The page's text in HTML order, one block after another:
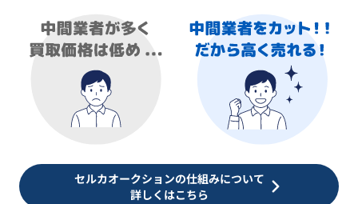
セルカオークションの仕組みについて
詳しくはこちら